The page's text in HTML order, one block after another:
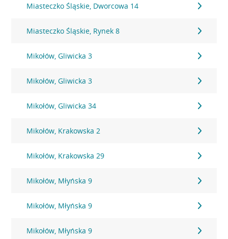
Miasteczko Śląskie, Dworcowa 14
Miasteczko Śląskie, Rynek 8
Mikołów, Gliwicka 3
Mikołów, Gliwicka 3
Mikołów, Gliwicka 34
Mikołów, Krakowska 2
Mikołów, Krakowska 29
Mikołów, Młyńska 9
Mikołów, Młyńska 9
Mikołów, Młyńska 9